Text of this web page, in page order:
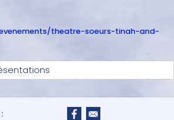
theatre-soeurs-tinah-and-